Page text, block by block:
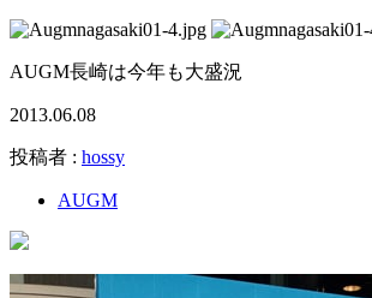
AUGM長崎は今年も大盛況
2013.06.08
投稿者 : hossy
AUGM